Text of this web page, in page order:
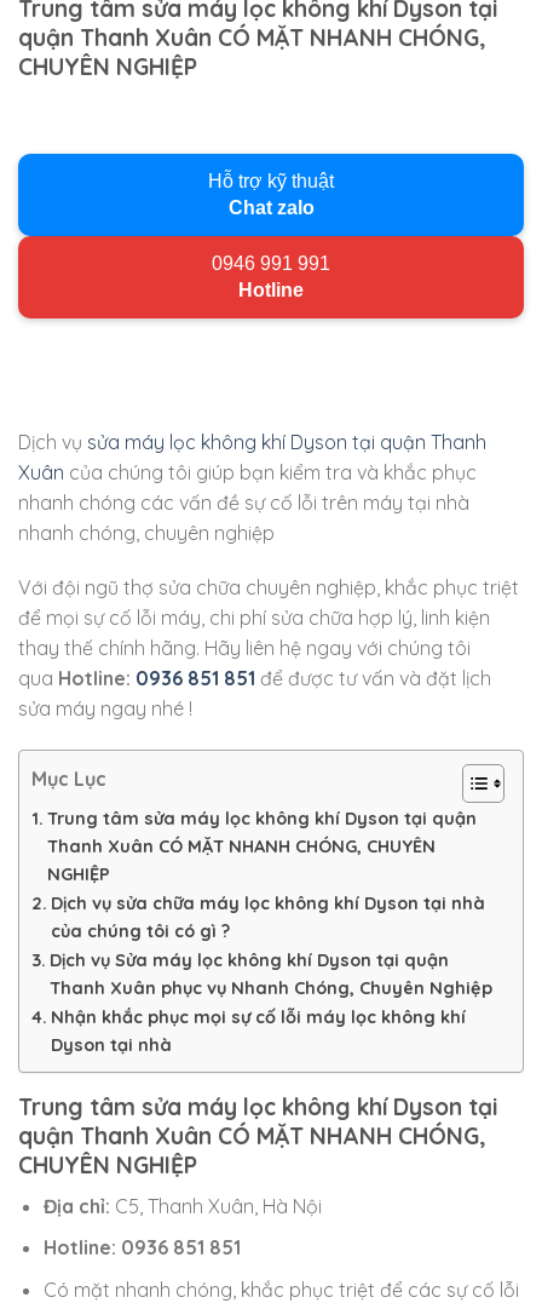
Trung tâm sửa máy lọc không khí Dyson tại
quận Thanh Xuân CÓ MẶT NHANH CHÓNG,
CHUYÊN NGHIỆP
Hỗ trợ kỹ thuật
Chat zalo
0946 991 991
Hotline
Dịch vụ sửa máy lọc không khí Dyson tại quận Thanh
Xuân của chúng tôi giúp bạn kiểm tra và khắc phục
nhanh chóng các vấn đề sự cố lỗi trên máy tại nhà
nhanh chóng, chuyên nghiệp
Với đội ngũ thợ sửa chữa chuyên nghiệp, khắc phục triệt
để mọi sự cố lỗi máy, chi phí sửa chữa hợp lý, linh kiện
thay thế chính hãng. Hãy liên hệ ngay với chúng tôi
qua Hotline: 0936 851 851 để được tư vấn và đặt lịch
sửa máy ngay nhé !
Mục Lục
Trung tâm sửa máy lọc không khí Dyson tại quận
Thanh Xuân CÓ MẶT NHANH CHÓNG, CHUYÊN
NGHIỆP
Dịch vụ sửa chữa máy lọc không khí Dyson tại nhà
của chúng tôi có gì ?
Dịch vụ Sửa máy lọc không khí Dyson tại quận
Thanh Xuân phục vụ Nhanh Chóng, Chuyên Nghiệp
Nhận khắc phục mọi sự cố lỗi máy lọc không khí
Dyson tại nhà
Trung tâm sửa máy lọc không khí Dyson tại
quận Thanh Xuân CÓ MẶT NHANH CHÓNG,
CHUYÊN NGHIỆP
Địa chỉ: C5, Thanh Xuân, Hà Nội
Hotline: 0936 851 851
Có mặt nhanh chóng, khắc phục triệt để các sự cố lỗi